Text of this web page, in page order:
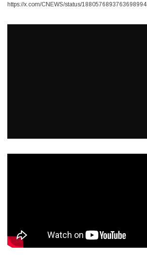
https://x.com/CNEWS/status/1880576893763698994